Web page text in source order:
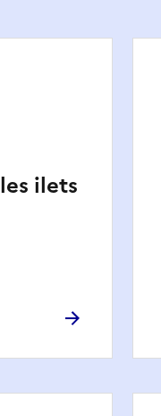
ilets